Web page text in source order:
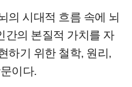
의 시대적 흐름 속에 뇌
간의 본질적 가치를 자
하기 위한 철학, 원리,
이다.